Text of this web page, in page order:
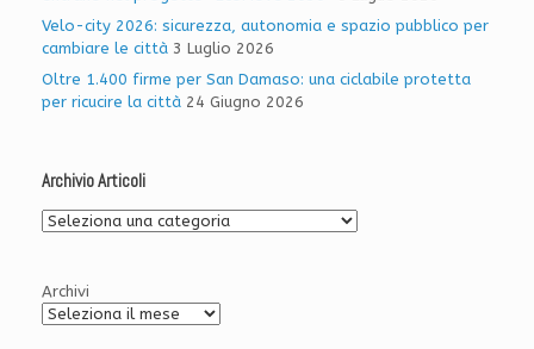
Velo-city 2026: sicurezza, autonomia e spazio pubblico per
cambiare le città 3 Luglio 2026
Oltre 1.400 firme per San Damaso: una ciclabile protetta
per ricucire la città 24 Giugno 2026
Archivio Articoli
Archivio
Archivi